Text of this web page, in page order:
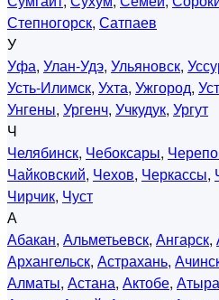
Степногорск, Сатпаев
У
Уфа, Улан-Удэ, Ульяновск,
Усть-Илимск, Ухта, Ужгород,
Унгены, Ургенч, Учкудук, Ургут
Ч
Челябинск, Чебоксары,
Чайковский, Чехов, Черкассы,
Чирчик, Чуст
А
Абакан, Альметьевск, Ангарск,
Архангельск, Астрахань,
Алматы, Астана, Актобе,